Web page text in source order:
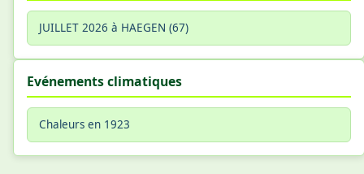
JUILLET 2026 à HAEGEN (67)
Evénements climatiques
Chaleurs en 1923